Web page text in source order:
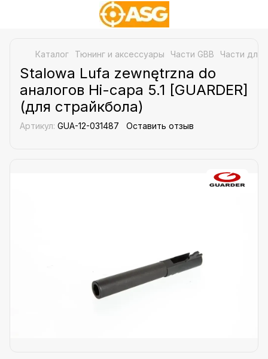
Каталог Тюнинг и аксессуары Части GBB Части для
Stalowa Lufa zewnętrzna do
аналогов Hi-capa 5.1 [GUARDER]
(для страйкбола)
Артикул: GUA-12-031487 Оставить отзыв